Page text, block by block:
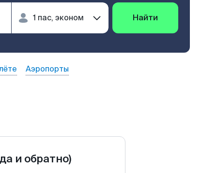
Найти
Аэропорты
и обратно)